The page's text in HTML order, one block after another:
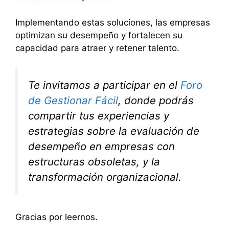
Implementando estas soluciones, las empresas
optimizan su desempeño y fortalecen su
capacidad para atraer y retener talento.
Te invitamos a participar en el Foro
de Gestionar Fácil, donde podrás
compartir tus experiencias y
estrategias sobre la evaluación de
desempeño en empresas con
estructuras obsoletas, y la
transformación organizacional.
Gracias por leernos.